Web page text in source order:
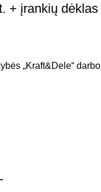
+ įrankių
„Kraft&Dele“